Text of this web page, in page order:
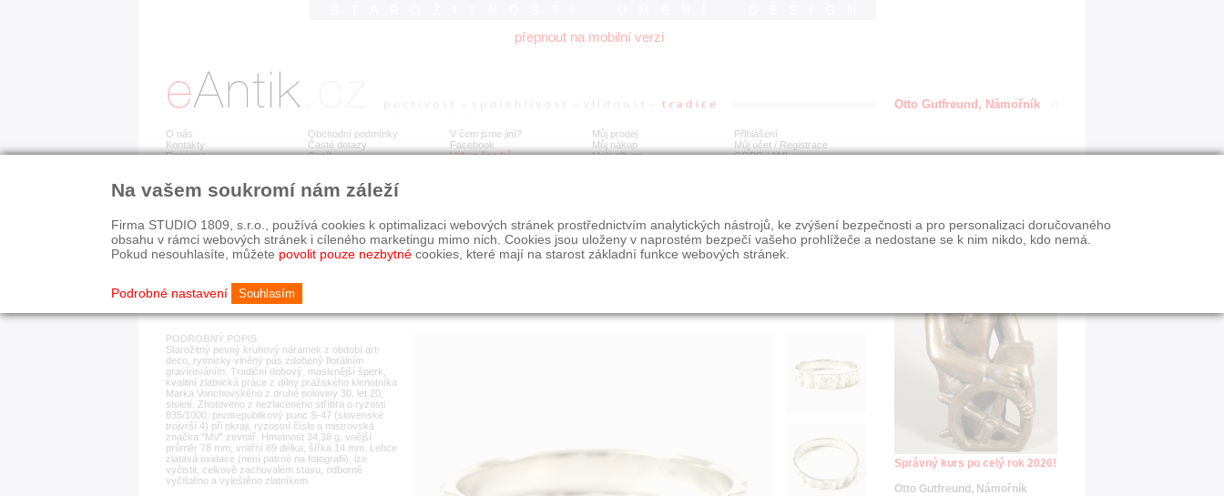
přepnout na mobilní verzi
O nás
Kontakty
Recenze
Obchodní podmínky
Časté dotazy
Ceník
V čem jsme jiní?
Facebook
Výkup šperků
Můj prodej
Můj nákup
Moje album
Přihlášení
Můj účet / Registrace
GDPR/AML
Detail položky č. 183 607 Stříbrný art-deco kruhový náramek
PODROBNÝ POPIS
Starožitný pevný kruhový náramek z období art-
deco, rytmicky vlněný pás zdobený florálním
gravírováním. Tradiční dobový, masivnější šperk,
kvalitní zlatnická práce z dílny pražského klenotníka
Marka Vonchovského z druhé poloviny 30. let 20,
století. Zhotoveno z nezlaceného stříbra o ryzosti
835/1000; prvorepublikový punc S-47 (slovenské
trojvrší 4) při okraji, ryzostní číslo a mistrovská
značka "MV" zevnitř. Hmotnost 34,38 g, vnější
průměr 78 mm, vnitřní 69 délka, šířka 14 mm. Lehce
zlatavá oxidace (není patrné na fotografii), lze
vyčistit, celkově zachovalém stavu, odborně
vyčištěno a vyleštěno zlatníkem.
Otto Gutfreund, Námořník
Správný kurs po celý rok 2026!
Otto Gutfreund, Námořník
Na vašem soukromí nám záleží
Firma STUDIO 1809, s.r.o., používá cookies k optimalizaci webových stránek prostřednictvím analytických nástrojů, ke zvýšení bezpečnosti a pro personalizaci doručovaného
obsahu v rámci webových stránek i cíleného marketingu mimo nich. Cookies jsou uloženy v naprostém bezpečí vašeho prohlížeče a nedostane se k nim nikdo, kdo nemá.
Pokud nesouhlasíte, můžete povolit pouze nezbytné cookies, které mají na starost základní funkce webových stránek.
Podrobné nastavení Souhlasím